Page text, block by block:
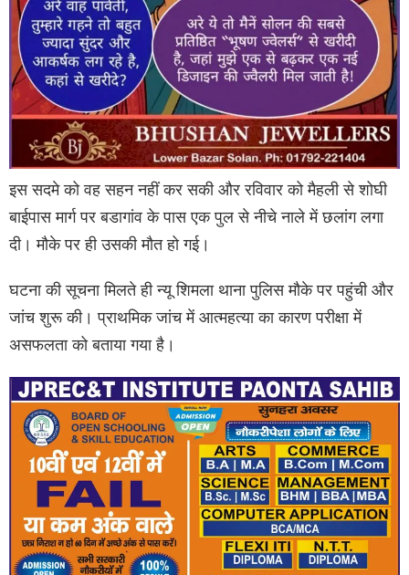
इस सदमे को वह सहन नहीं कर सकी और रविवार को मैहली से शोघी
बाईपास मार्ग पर बडागांव के पास एक पुल से नीचे नाले में छलांग लगा
दी। मौके पर ही उसकी मौत हो गई।
घटना की सूचना मिलते ही न्यू शिमला थाना पुलिस मौके पर पहुंची और
जांच शुरू की। प्राथमिक जांच में आत्महत्या का कारण परीक्षा में
असफलता को बताया गया है।